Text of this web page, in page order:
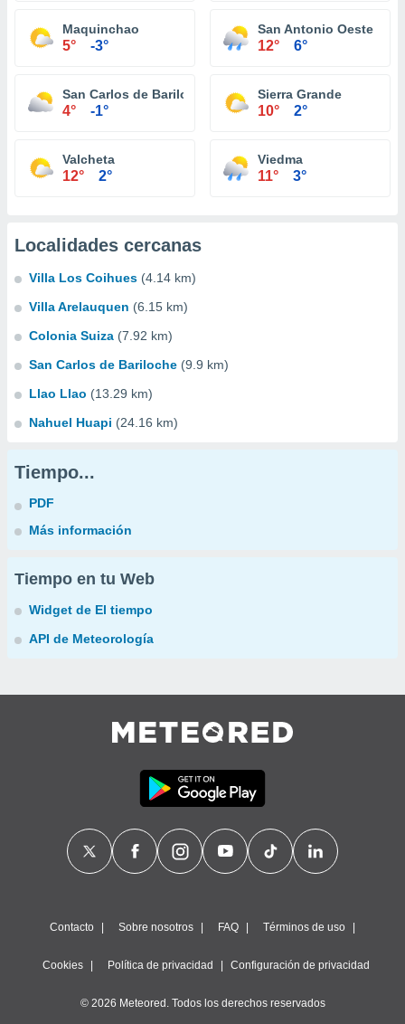
Maquinchao
5° -3°
San Antonio Oeste
12° 6°
San Carlos de Bariloche
4° -1°
Sierra Grande
10° 2°
Valcheta
12° 2°
Viedma
11° 3°
Localidades cercanas
Villa Los Coihues (4.14 km)
Villa Arelauquen (6.15 km)
Colonia Suiza (7.92 km)
San Carlos de Bariloche (9.9 km)
Llao Llao (13.29 km)
Nahuel Huapi (24.16 km)
Tiempo...
PDF
Más información
Tiempo en tu Web
Widget de El tiempo
API de Meteorología
Contacto Sobre nosotros FAQ Términos de uso
Cookies Política de privacidad Configuración de privacidad
© 2026 Meteored. Todos los derechos reservados